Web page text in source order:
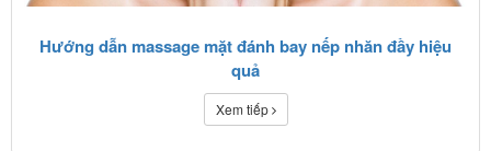
Hướng dẫn massage mặt đánh bay nếp nhăn đầy hiệu
quả
Xem tiếp